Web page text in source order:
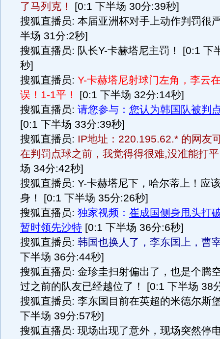
了马列克！
[0:1 下半场 30分:39秒]
搜狐直播员: 本届亚洲杯对手上动作判罚很
半场 31分:2秒]
搜狐直播员: 队长Y-卡赫塔尼主罚！ [0:1 下
秒]
搜狐直播员: Y-卡赫塔尼射球门左角，李云
误！1-1平！
[0:1 下半场 32分:14秒]
搜狐直播员: 请您参与： 您认为韩国队被判
[0:1 下半场 33分:39秒]
搜狐直播员: IP地址：220.195.62.* 的网友
在判罚点球之前，我觉得得很难,没准能打
场 34分:42秒]
搜狐直播员: Y-卡赫塔尼下，哈尔蒂上！应
身！ [0:1 下半场 35分:26秒]
搜狐直播员: 独家视频： 崔成国侧身甩头打
暂时领先沙特 [0:1 下半场 36分:6秒]
搜狐直播员: 韩国也换人了，李东国上，曹
下半场 36分:44秒]
搜狐直播员: 金珍圭扫射偏出了，也是个腾
过之前的队友已经越位了！ [0:1 下半场 38
搜狐直播员: 李东国目前在英超的米德尔斯
下半场 39分:57秒]
搜狐直播员: 现场出现了意外，现场突然停